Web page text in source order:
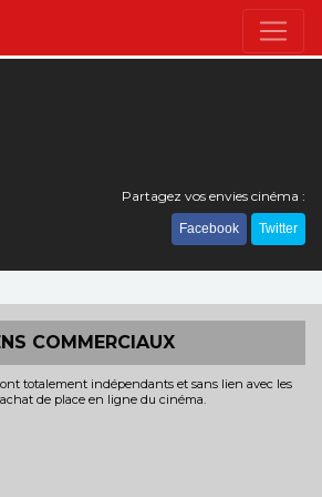
Partagez vos envies cinéma :
Facebook Twitter
COMMERCIAUX
totalement indépendants et sans lien avec les
de place en ligne du cinéma.